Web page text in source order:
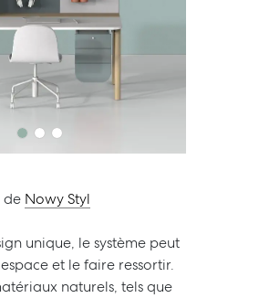
Next
de Nowy Styl
unique, le système peut
et le faire ressortir.
naturels, tels que